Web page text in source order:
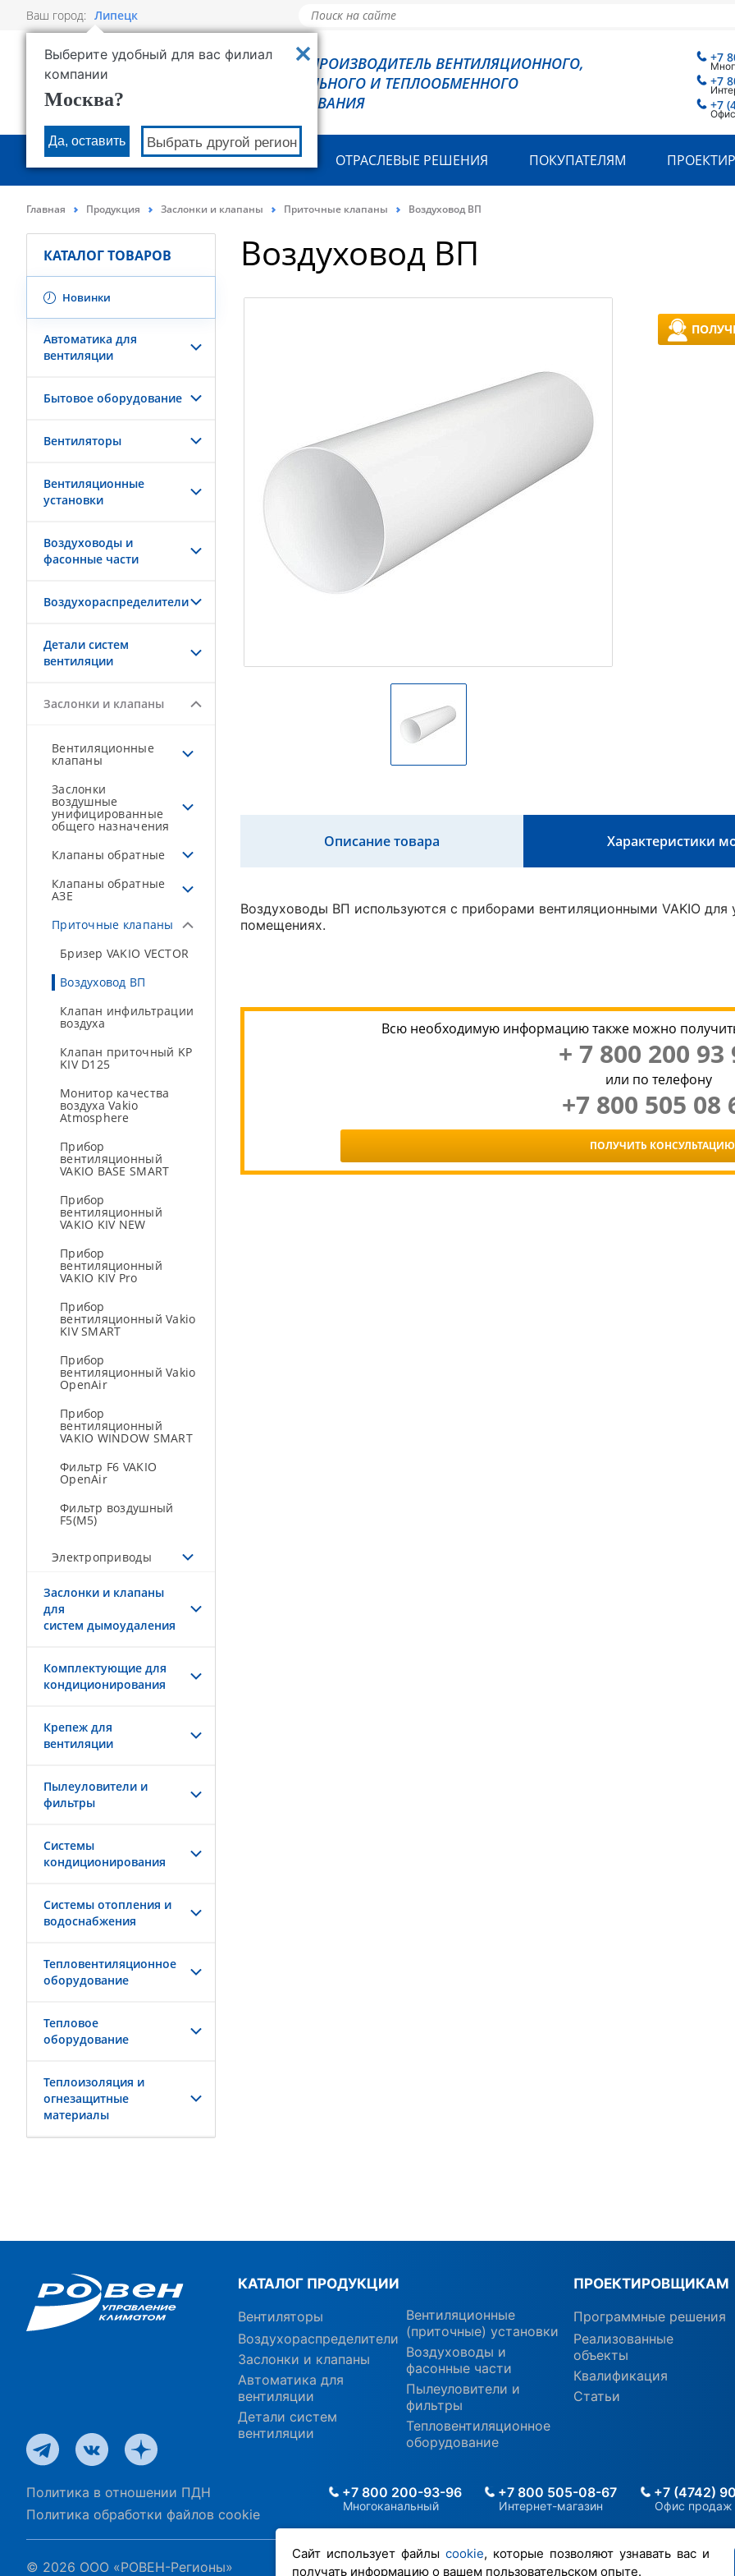
Ваш город: Липецк
Выберите удобный для вас филиал
компании
Москва?
Да, оставить Выбрать другой регион
РОВЕН - ПРОИЗВОДИТЕЛЬ ВЕНТИЛЯЦИОННОГО,
ХОЛОДИЛЬНОГО И ТЕПЛООБМЕННОГО
ОБОРУДОВАНИЯ
+7
+7
+7
О КОМПАНИИ ПРОДУКЦИЯ ОТРАСЛЕВЫЕ РЕШЕНИЯ ПОКУПАТЕЛЯМ
Главная Продукция Заслонки и клапаны Приточные клапаны Воздуховод ВП
КАТАЛОГ ТОВАРОВ
Новинки
Автоматика для
вентиляции
Бытовое оборудование
Вентиляторы
Вентиляционные
установки
Воздуховоды и
фасонные части
Воздухораспределители
Детали систем
вентиляции
Заслонки и клапаны
Вентиляционные
клапаны
Заслонки
воздушные
унифицированные
общего назначения
Клапаны обратные
Клапаны обратные
АЗЕ
Приточные клапаны
Бризер VAKIO VECTOR
Воздуховод ВП
Клапан инфильтрации
воздуха
Клапан приточный KP
KIV D125
Монитор качества
воздуха Vakio
Atmosphere
Прибор
вентиляционный
VAKIO BASE SMART
Прибор
вентиляционный
VAKIO KIV NEW
Прибор
вентиляционный
VAKIO KIV Pro
Прибор
вентиляционный Vakio
KIV SMART
Прибор
вентиляционный Vakio
OpenAir
Прибор
вентиляционный
VAKIO WINDOW SMART
Фильтр F6 VAKIO
OpenAir
Фильтр воздушный
F5(M5)
Электроприводы
Заслонки и клапаны
для
систем дымоудаления
Комплектующие для
кондиционирования
Крепеж для
вентиляции
Пылеуловители и
фильтры
Системы
кондиционирования
Системы отопления и
водоснабжения
Тепловентиляционное
оборудование
Тепловое
оборудование
Теплоизоляция и
огнезащитные
материалы
Воздуховод ВП
Описание товара Характеристики
Воздуховоды ВП используются с приборами вентиляционными VAKIO для
помещениях.
Всю необходимую информацию также можно
+ 7 800 200 93
или по телефону
+7 800 505 08
ПОЛУЧИТЬ КОНСУЛЬТАЦИЮ
Сайт использует файлы cookie, которые позволяют узнавать вас и
получать информацию о вашем пользовательском опыте.
КАТАЛОГ ПРОДУКЦИИ
Вентиляторы
Воздухораспределители
Заслонки и клапаны
Автоматика для
вентиляции
Детали систем
вентиляции
Вентиляционные
(приточные) установки
Воздуховоды и
фасонные части
Пылеуловители и
фильтры
Тепловентиляционное
оборудование
ПРОЕКТИРОВЩИКАМ
Программные решения
Реализованные
объекты
Квалификация
Статьи
Политика в отношении ПДН
Политика обработки файлов cookie
+7 800 200-93-96
Многоканальный
+7 800 505-08-67
Интернет-магазин
+7 (4742)
Офис продаж
© 2026 ООО «РОВЕН-Регионы»